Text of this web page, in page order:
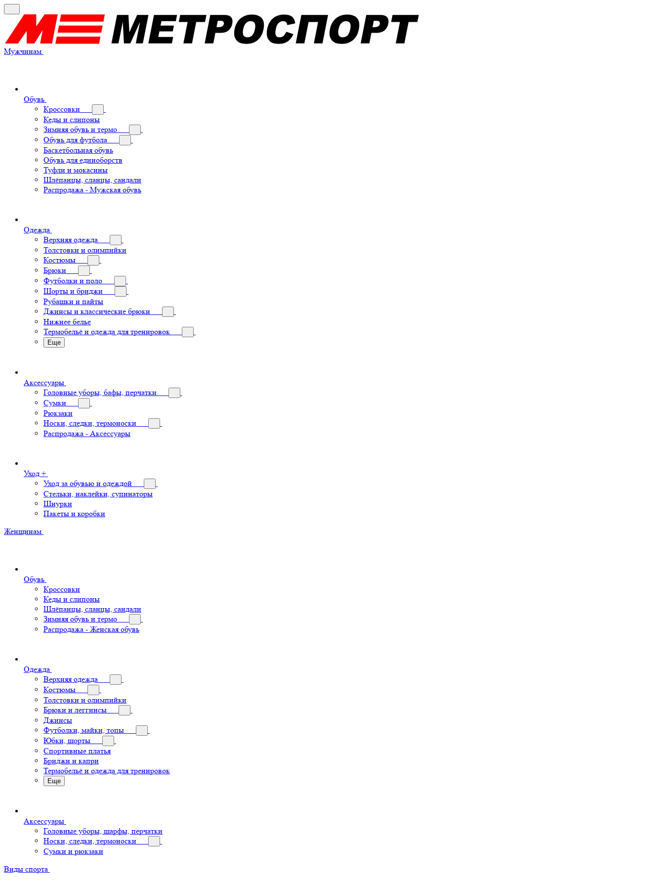
Мужчинам
Обувь
Кроссовки
Кеды и слипоны
Зимняя обувь и термо
Обувь для футбола
Баскетбольная обувь
Обувь для единоборств
Туфли и мокасины
Шлёпанцы, сланцы, сандали
Распродажа - Мужская обувь
Одежда
Верхняя одежда
Толстовки и олимпийки
Костюмы
Брюки
Футболки и поло
Шорты и бриджи
Рубашки и пайты
Джинсы и классические брюки
Нижнее белье
Термобельё и одежда для тренировок
Еще
Аксессуары
Головные уборы, бафы, перчатки
Сумки
Рюкзаки
Носки, следки, термоноски
Распродажа - Аксессуары
Уход +
Уход за обувью и одеждой
Стельки, наклейки, супинаторы
Шнурки
Пакеты и коробки
Женщинам
Обувь
Кроссовки
Кеды и слипоны
Шлёпанцы, сланцы, сандали
Зимняя обувь и термо
Распродажа - Женская обувь
Одежда
Верхняя одежда
Костюмы
Толстовки и олимпийки
Брюки и леггинсы
Джинсы
Футболки, майки, топы
Юбки, шорты
Спортивные платья
Бриджи и капри
Термобельё и одежда для тренировок
Еще
Аксессуары
Головные уборы, шарфы, перчатки
Носки, следки, термоноски
Сумки и рюкзаки
Виды спорта